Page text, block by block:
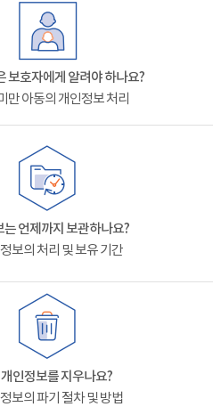
보호자에게 알려야 하나요?
만 아동의 개인정보 처리
는 언제까지 보관하나요?
보의 처리 및 보유 기간
인정보를 지우나요?
보의 파기 절차 및 방법